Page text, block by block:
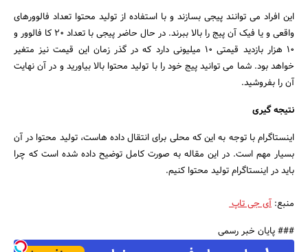
این افراد می توانند پیجی بسازند و با استفاده از تولید محتوا تعداد فالوورهای
واقعی و یا فیک آن پیج را بالا ببرند. در حال حاضر پیجی با تعداد 20 کا فالوور و
10 هزار بازدید قیمتی 10 میلیونی دارد که در گذر زمان این قیمت نیز متغیر
خواهد بود. شما می توانید پیج خود را با تولید محتوا بالا بیاورید و در آن نهایت
آن را بفروشید.
نتیجه گیری
اینستاگرام با توجه به این که محلی برای انتقال داده هاست، تولید محتوا در آن
بسیار مهم است. در این مقاله به صورت کامل توضیح داده شده است که چرا
باید در اینستاگرام تولید محتوا کنیم.
منبع: آی جی تاپ
### پایان خبر رسمی